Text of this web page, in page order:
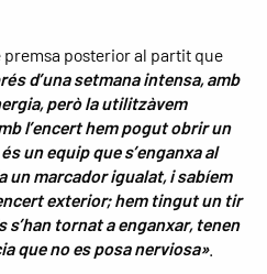
premsa posterior al partit que
d’una setmana intensa, amb
però la utilitzàvem
l’encert hem pogut obrir un
un equip que s’enganxa al
un marcador igualat, i sabíem
exterior; hem tingut un tir
s’han tornat a enganxar, tenen
que no es posa nerviosa».